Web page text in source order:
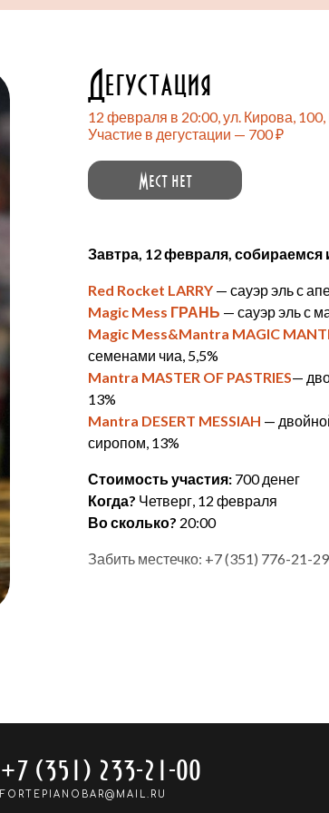
Дегустация
12 февраля в 20:00, ул. Кирова,
Участие в дегустации — 700 ₽
Мест нет
Завтра, 12 февраля,
Red Rocket LARRY — сауэр эль с
Magic Mess ГРАНЬ — сауэр эль с
Magic Mess&Mantra MAGIC
семенами чиа, 5,5%
Mantra MASTER OF PASTRIES—
13%
Mantra DESERT MESSIAH —
сиропом, 13%
Стоимость участия: 700 денег
Когда? Четверг, 12 февраля
Во сколько? 20:00
Забить местечко: +7 (351) 776-21-
+7 (351) 233-21-00
FORTEPIANOBAR@MAIL.RU